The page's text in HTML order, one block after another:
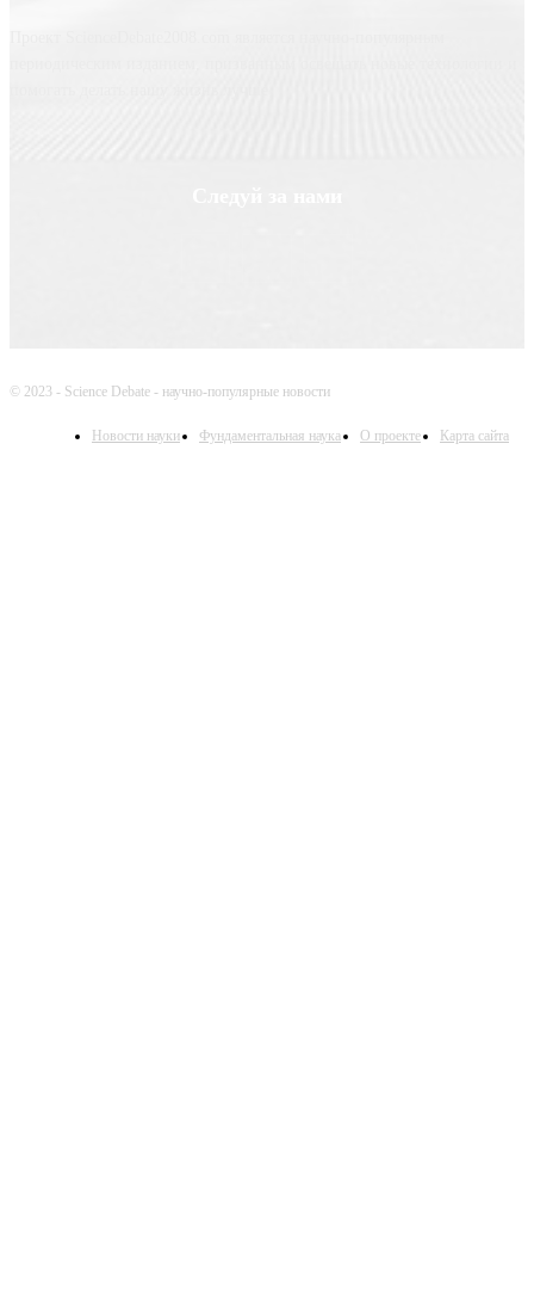
© 2023 - Science Debate - научно-популярные новости
Новости науки Фундаментальная наука О проекте Карта сайта